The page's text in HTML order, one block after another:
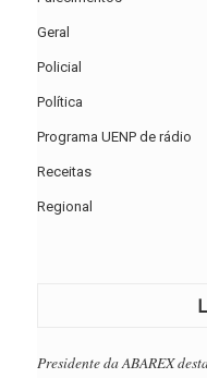
Geral
Policial
Política
Programa UENP de rádio
Receitas
Regional
Presidente da ABAREX